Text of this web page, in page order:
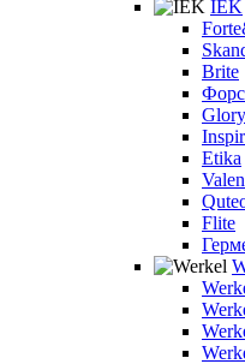
IEK
Brite
Glory
Etika
Flite